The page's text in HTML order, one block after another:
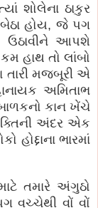
શોલેના ઠાકુર
હોય, જે પગ
ઉઠાવીને આપશે
હાથ તો લાંબો
તારી મજબૂરી એ
અમિતાભ
કાન ખેંચે
અંદર એક
હોદ્દાના ભારમાં
તમારે અંગુઠો
વચ્ચેથી વોં વોં